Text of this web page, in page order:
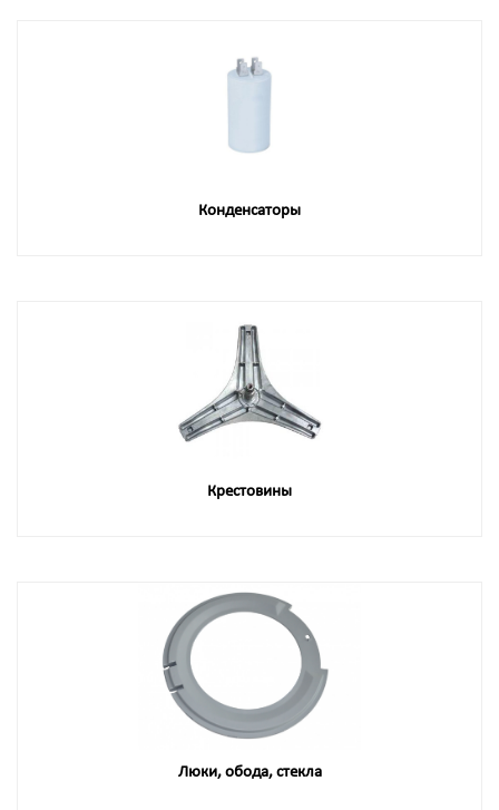
Конденсаторы
Крестовины
Люки, обода, стекла